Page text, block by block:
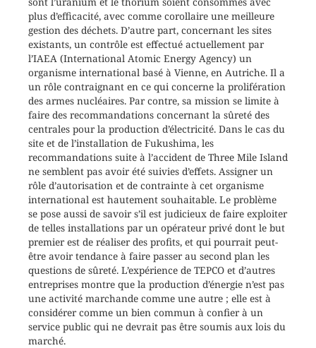
plus d’efficacité, avec comme corollaire une meilleure
gestion des déchets. D’autre part, concernant les sites
existants, un contrôle est effectué actuellement par
l’IAEA (International Atomic Energy Agency) un
organisme international basé à Vienne, en Autriche. Il a
un rôle contraignant en ce qui concerne la prolifération
des armes nucléaires. Par contre, sa mission se limite à
faire des recommandations concernant la sûreté des
centrales pour la production d’électricité. Dans le cas du
site et de l’installation de Fukushima, les
recommandations suite à l’accident de Three Mile Island
ne semblent pas avoir été suivies d’effets. Assigner un
rôle d’autorisation et de contrainte à cet organisme
international est hautement souhaitable. Le problème
se pose aussi de savoir s’il est judicieux de faire exploiter
de telles installations par un opérateur privé dont le but
premier est de réaliser des profits, et qui pourrait peut-
être avoir tendance à faire passer au second plan les
questions de sûreté. L’expérience de TEPCO et d’autres
entreprises montre que la production d’énergie n’est pas
une activité marchande comme une autre ; elle est à
considérer comme un bien commun à confier à un
service public qui ne devrait pas être soumis aux lois du
marché.